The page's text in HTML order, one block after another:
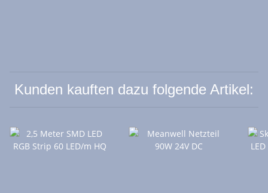
Kunden kauften dazu folgende Artikel: